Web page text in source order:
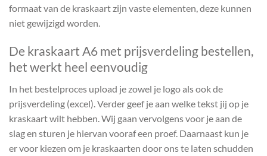
formaat van de kraskaart zijn vaste elementen, deze kunnen
niet gewijzigd worden.
De kraskaart A6 met prijsverdeling bestellen,
het werkt heel eenvoudig
In het bestelproces upload je zowel je logo als ook de
prijsverdeling (excel). Verder geef je aan welke tekst jij op je
kraskaart wilt hebben. Wij gaan vervolgens voor je aan de
slag en sturen je hiervan vooraf een proef. Daarnaast kun je
er voor kiezen om je kraskaarten door ons te laten schudden